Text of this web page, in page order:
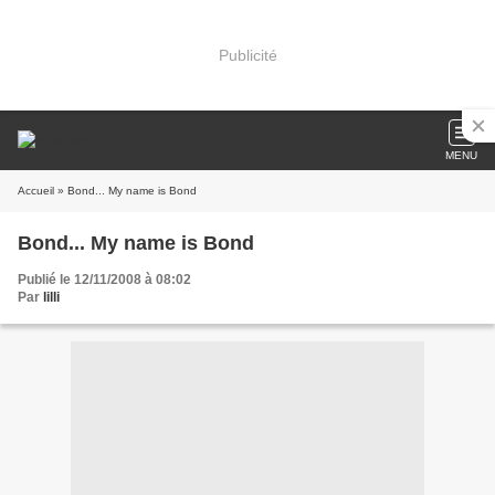
Publicité
MENU
Accueil » Bond... My name is Bond
Bond... My name is Bond
Publié le 12/11/2008 à 08:02
Par lilli